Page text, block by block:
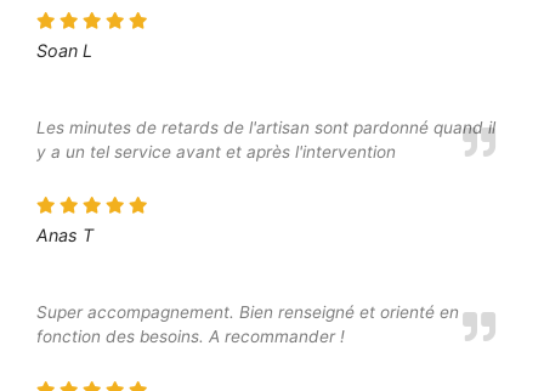
Soan L
Les minutes de retards de l'artisan sont pardonné quand il
y a un tel service avant et après l'intervention
Anas T
Super accompagnement. Bien renseigné et orienté en
fonction des besoins. A recommander !